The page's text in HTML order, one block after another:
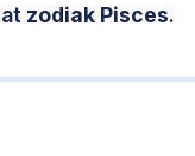
zodiak Pisces.